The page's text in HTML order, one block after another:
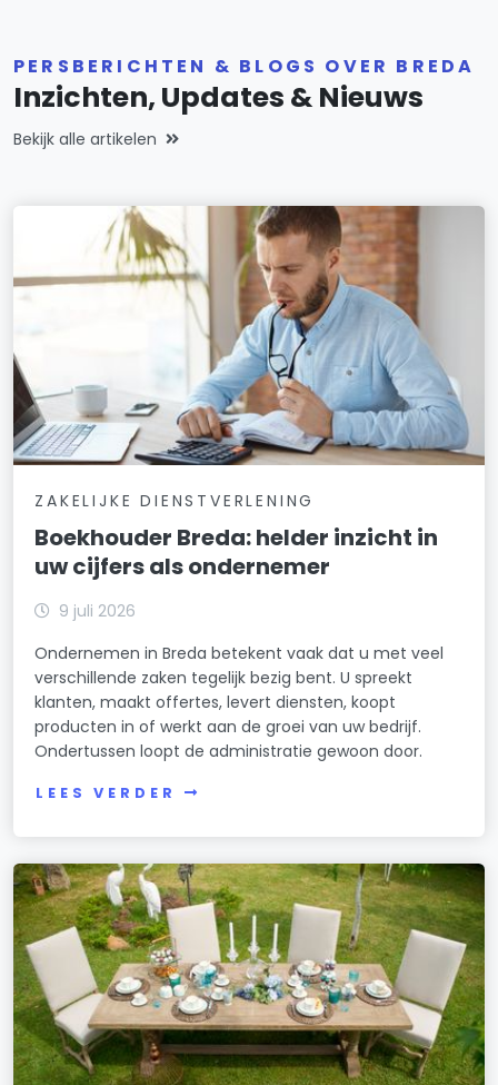
PERSBERICHTEN & BLOGS OVER BREDA
Inzichten, Updates & Nieuws
Bekijk alle artikelen
ZAKELIJKE DIENSTVERLENING
Boekhouder Breda: helder inzicht in
uw cijfers als ondernemer
9 juli 2026
Ondernemen in Breda betekent vaak dat u met veel
verschillende zaken tegelijk bezig bent. U spreekt
klanten, maakt offertes, levert diensten, koopt
producten in of werkt aan de groei van uw bedrijf.
Ondertussen loopt de administratie gewoon door.
LEES VERDER